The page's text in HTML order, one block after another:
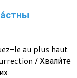
le au plus haut
/ Хвали́те